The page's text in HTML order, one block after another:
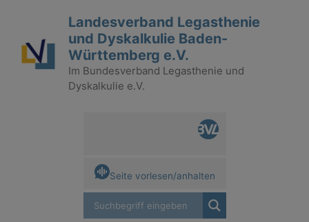
springen
Landesverband Legasthenie
und Dyskalkulie Baden-
Württemberg e.V.
Im Bundesverband Legasthenie und
Dyskalkulie e.V.
Seite vorlesen/anhalten